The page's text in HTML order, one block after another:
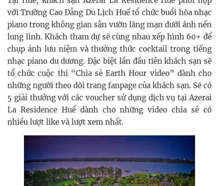
với Trường Cao Đẳng Du Lịch Huế tổ chức buổi hòa nhạc
piano trong không gian sân vườn lãng mạn dưới ánh nến
lung linh. Khách tham dự sẽ cùng nhau xếp hình 60+ để
chụp ảnh lưu niệm và thưởng thức cocktail trong tiếng
nhạc piano du dương. Đặc biệt lần đầu tiên khách sạn sẽ
tổ chức cuộc thi “Chia sẻ Earth Hour video” dành cho
những người theo dõi trang fanpage của khách sạn. Sẽ có
5 giải thưởng với các voucher sử dụng dịch vụ tại Azerai
La Residence Huế dành cho những video chia sẻ có
nhiều lượt like và lượt xem nhất.